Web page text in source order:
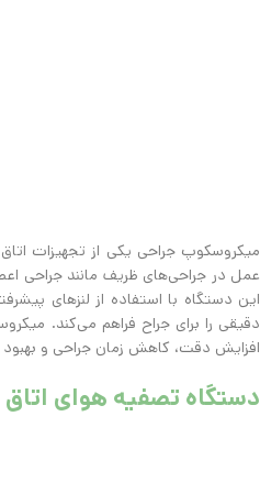
میکروسکوپ جراحی یکی از تجهیزات
عمل در جراحی‌های ظریف مانند جراحی
این دستگاه با استفاده از لنزهای
دقیقی را برای جراح فراهم می‌کند.
افزایش دقت، کاهش زمان جراحی و بهبود
دستگاه تصفیه هوای